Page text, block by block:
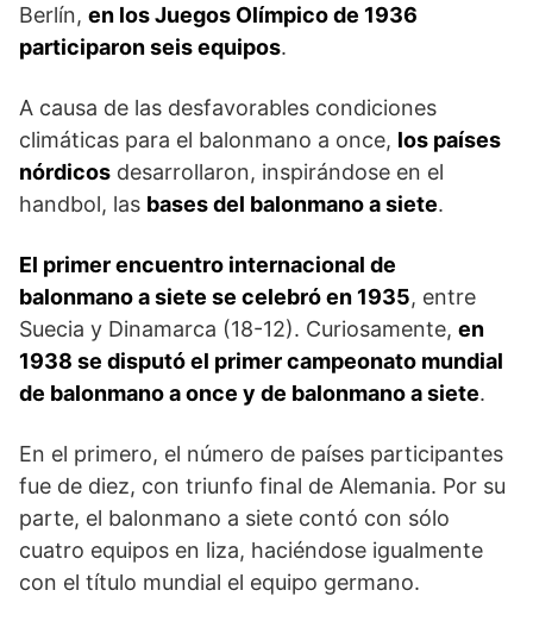
Berlín, en los Juegos Olímpico de 1936
participaron seis equipos.
A causa de las desfavorables condiciones
climáticas para el balonmano a once, los países
nórdicos desarrollaron, inspirándose en el
handbol, las ba­ses del balonmano a siete.
El primer encuentro internacional de
balonmano a siete se celebró en 1935, entre
Suecia y Dinamar­ca (18-12). Curiosamente, en
1938 se disputó el primer cam­peonato mundial
de balonmano a once y de balon­mano a siete.
En el primero, el número de países participantes
fue de diez, con triunfo final de Ale­mania. Por su
parte, el balonmano a siete contó con sólo
cuatro equipos en liza, haciéndose igualmente
con el título mundial el equipo germano.